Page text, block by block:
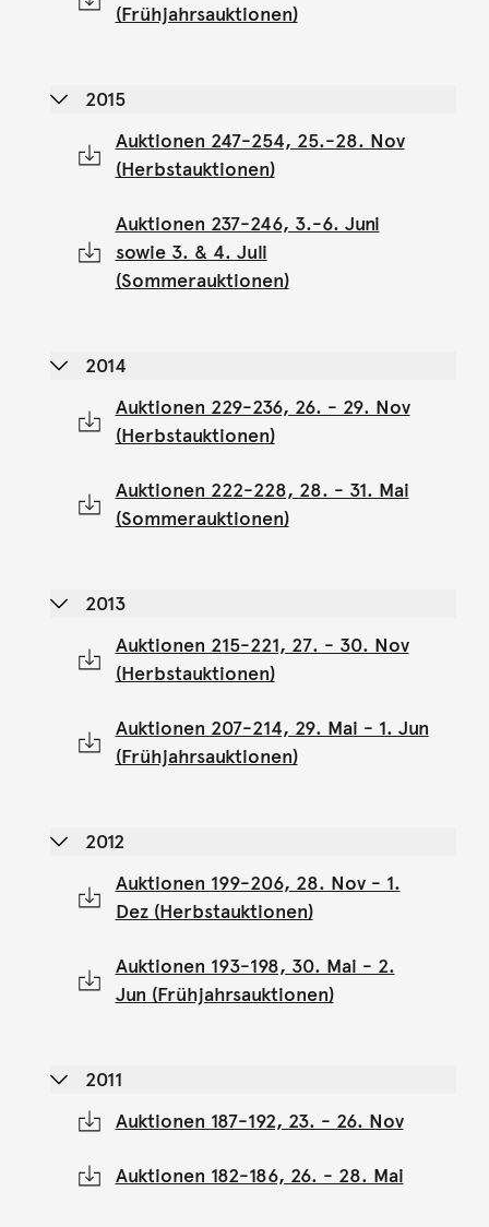
(Frühjahrsauktionen)
2015
Auktionen 247-254, 25.-28. Nov
(Herbstauktionen)
Auktionen 237-246, 3.-6. Juni
sowie 3. & 4. Juli
(Sommerauktionen)
2014
Auktionen 229-236, 26. - 29. Nov
(Herbstauktionen)
Auktionen 222-228, 28. - 31. Mai
(Sommerauktionen)
2013
Auktionen 215-221, 27. - 30. Nov
(Herbstauktionen)
Auktionen 207-214, 29. Mai - 1. Jun
(Frühjahrsauktionen)
2012
Auktionen 199-206, 28. Nov - 1.
Dez (Herbstauktionen)
Auktionen 193-198, 30. Mai - 2.
Jun (Frühjahrsauktionen)
2011
Auktionen 187-192, 23. - 26. Nov
Auktionen 182-186, 26. - 28. Mai